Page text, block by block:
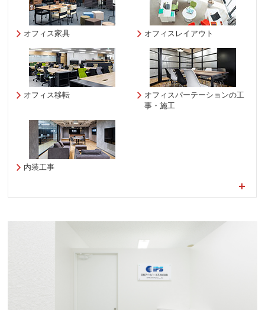
オフィス家具 オフィスレイアウト
オフィス移転
オフィスパーテーションの工
事・施工
内装工事